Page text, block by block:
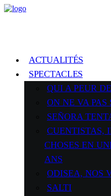
ACTUALITÉS
SPECTACLES
QUI A PEUR
ON NE VA PAS
SEÑORA
CUENTISTAS,
CHOSES EN
ANS
ODISEA, NOS
SALTI